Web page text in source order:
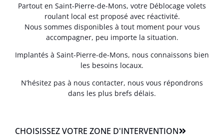
Partout en Saint-Pierre-de-Mons, votre Déblocage volets
roulant local est proposé avec réactivité.
Nous sommes disponibles à tout moment pour vous
accompagner, peu importe la situation.
Implantés à Saint-Pierre-de-Mons, nous connaissons bien
les besoins locaux.
N’hésitez pas à nous contacter, nous vous répondrons
dans les plus brefs délais.
CHOISISSEZ VOTRE ZONE D'INTERVENTION